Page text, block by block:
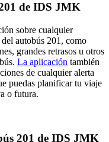
de IDS JMK
sobre cualquier
autobús 201, como
grandes retrasos u otros
La aplicación también
de cualquier alerta
puedas planificar tu viaje
o futura.
201 de IDS JMK